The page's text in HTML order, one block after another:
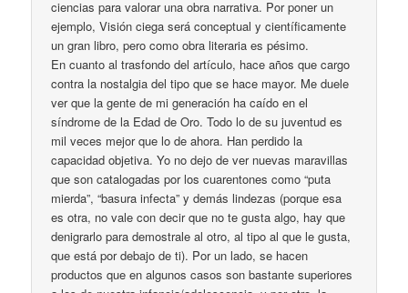
ciencias para valorar una obra narrativa. Por poner un
ejemplo, Visión ciega será conceptual y científicamente
un gran libro, pero como obra literaria es pésimo.
En cuanto al trasfondo del artículo, hace años que cargo
contra la nostalgia del tipo que se hace mayor. Me duele
ver que la gente de mi generación ha caído en el
síndrome de la Edad de Oro. Todo lo de su juventud es
mil veces mejor que lo de ahora. Han perdido la
capacidad objetiva. Yo no dejo de ver nuevas maravillas
que son catalogadas por los cuarentones como “puta
mierda”, “basura infecta” y demás lindezas (porque esa
es otra, no vale con decir que no te gusta algo, hay que
denigrarlo para demostrale al otro, al tipo al que le gusta,
que está por debajo de ti). Por un lado, se hacen
productos que en algunos casos son bastante superiores